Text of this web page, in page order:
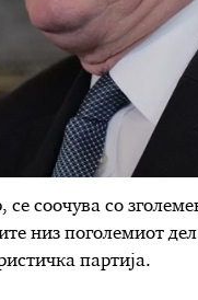
соочува со
низ поголемиот
партија.